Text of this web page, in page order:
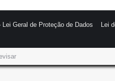
Lei Geral de Proteção de Dados Lei